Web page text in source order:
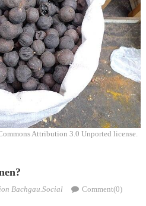
Attribution 3.0 Unported license.
Bachgau.Social Comment(0)